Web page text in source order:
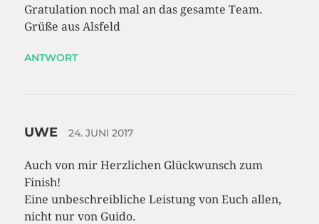
Gratulation noch mal an das gesamte Team.
Grüße aus Alsfeld
ANTWORT
UWE 24. JUNI 2017
Auch von mir Herzlichen Glückwunsch zum
Finish!
Eine unbeschreibliche Leistung von Euch allen,
nicht nur von Guido.